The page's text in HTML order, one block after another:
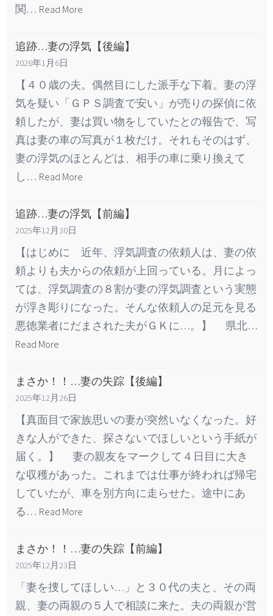
関… Read More
追跡…妻の浮気【後編】
2026年1月6日
【４０歳の夫。偶然目にした派手な下着。妻の浮
気を疑い「ＧＰＳ調査で安い」が売りの探偵に依
頼したが、妻は買い物をしていたとの報告で、写
真は妻の車の写真が１枚だけ。それもそのはず、
妻の浮気のほとんどは、相手の車に乗り換えて
し… Read More
追跡…妻の浮気【前編】
2025年12月30日
【はじめに 近年、浮気調査の依頼人は、妻の依
頼よりも夫からの依頼が上回っている。月によっ
ては、浮気調査の８割が妻の浮気調査という実態
が浮き彫りになった。そんな依頼人の足元を見る
悪徳業者にだまされた夫がＧＫに…。】 県北…
Read More
まさか！！…妻の失踪【後編】
2025年12月26日
【真面目で家族思いの妻が突然いなくなった。好
きな人ができた、探さないでほしいという手紙が
届く。】 妻の親友をマークして４日目に大き
な収穫があった。これまでは仕事が終われば帰宅
していたが、車を別方向に走らせた。途中にあ
る… Read More
まさか！！…妻の失踪【前編】
2025年12月23日
「妻を捜してほしい…」と３０代の夫と、その両
親、妻の両親の５人で相談に来た。夫の両親が営